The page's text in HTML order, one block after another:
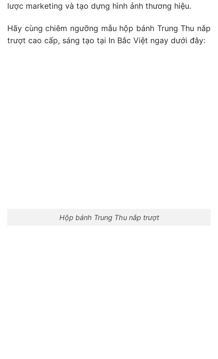
lược marketing và tạo dựng hình ảnh thương hiệu.
Hãy cùng chiêm ngưỡng mẫu hộp bánh Trung Thu nắp
trượt cao cấp, sáng tạo tại In Bắc Việt ngay dưới đây:
Hộp bánh Trung Thu nắp trượt